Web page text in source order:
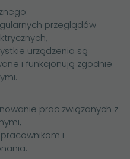
przeglądów
urządzenia są
i funkcjonują zgodnie
prac związanych z
i